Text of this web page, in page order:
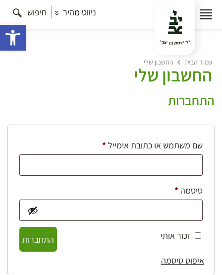
ניווט מהיר חיפוש
עמוד הבית החשבון שלי
החשבון שלי
התחברות
שם משתמש או כתובת אימייל*חובה
סיסמה *חובה
זכור אותי
התחברות
איפוס סיסמה